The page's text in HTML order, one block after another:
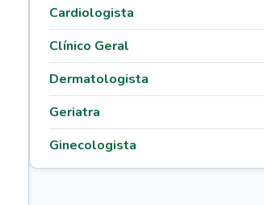
Cardiologista
Clínico Geral
Dermatologista
Geriatra
Ginecologista